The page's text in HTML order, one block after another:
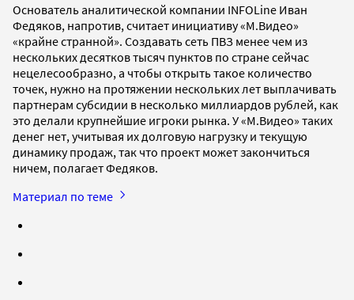
Основатель аналитической компании INFOLine Иван
Федяков, напротив, считает инициативу «М.Видео»
«крайне странной». Создавать сеть ПВЗ менее чем из
нескольких десятков тысяч пунктов по стране сейчас
нецелесообразно, а чтобы открыть такое количество
точек, нужно на протяжении нескольких лет выплачивать
партнерам субсидии в несколько миллиардов рублей, как
это делали крупнейшие игроки рынка. У «М.Видео» таких
денег нет, учитывая их долговую нагрузку и текущую
динамику продаж, так что проект может закончиться
ничем, полагает Федяков.
Материал по теме